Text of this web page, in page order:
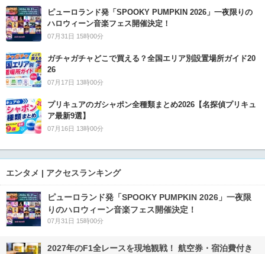
ピューロランド発「SPOOKY PUMPKIN 2026」一夜限りの
ハロウィーン音楽フェス開催決定！
07月31日 15時00分
ガチャガチャどこで買える？全国エリア別設置場所ガイド20
26
07月17日 13時00分
プリキュアのガシャポン全種類まとめ2026【名探偵プリキュ
ア最新9選】
07月16日 13時00分
エンタメ | アクセスランキング
ピューロランド発「SPOOKY PUMPKIN 2026」一夜限
りのハロウィーン音楽フェス開催決定！
07月31日 15時00分
2027年のF1全レースを現地観戦！ 航空券・宿泊費付き